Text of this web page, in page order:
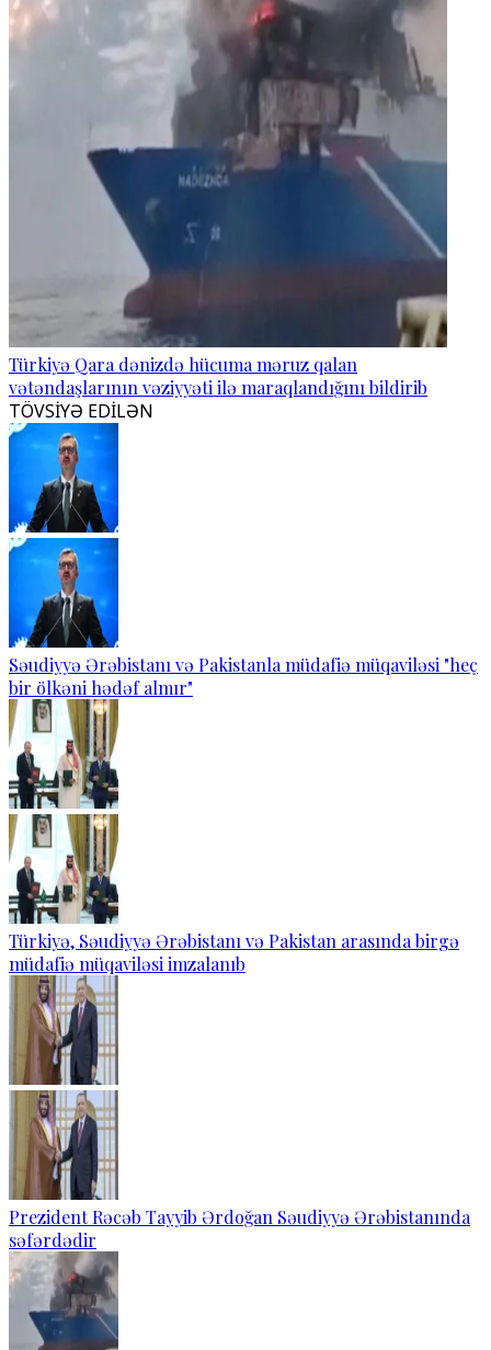
Türkiyə Qara dənizdə hücuma məruz qalan
vətəndaşlarının vəziyyəti ilə maraqlandığını bildirib
TÖVSİYƏ EDİLƏN
Səudiyyə Ərəbistanı və Pakistanla müdafiə müqaviləsi "heç
bir ölkəni hədəf almır"
Türkiyə, Səudiyyə Ərəbistanı və Pakistan arasında birgə
müdafiə müqaviləsi imzalanıb
Prezident Rəcəb Tayyib Ərdoğan Səudiyyə Ərəbistanında
səfərdədir